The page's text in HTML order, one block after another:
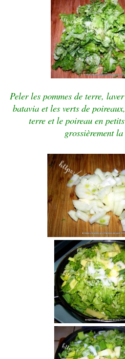
Peler les pommes de terre,
batavia et les verts de
terre et le poireau en
grossièrement